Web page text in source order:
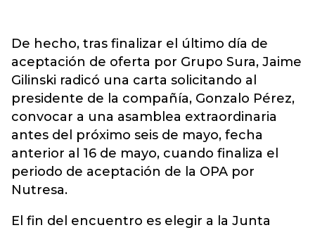
De hecho, tras finalizar el último día de
aceptación de oferta por Grupo Sura, Jaime
Gilinski radicó una carta solicitando al
presidente de la compañía, Gonzalo Pérez,
convocar a una asamblea extraordinaria
antes del próximo seis de mayo, fecha
anterior al 16 de mayo, cuando finaliza el
periodo de aceptación de la OPA por
Nutresa.
El fin del encuentro es elegir a la Junta